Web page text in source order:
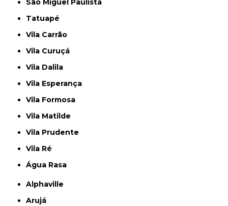
São Miguel Paulista
Tatuapé
Vila Carrão
Vila Curuçá
Vila Dalila
Vila Esperança
Vila Formosa
Vila Matilde
Vila Prudente
Vila Ré
Água Rasa
Alphaville
Arujá